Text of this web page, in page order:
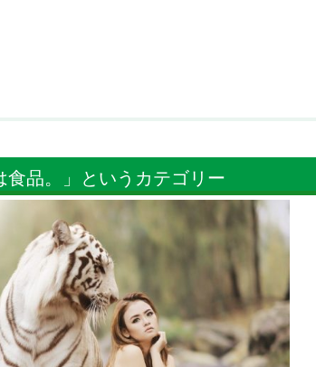
品。」というカテゴリー